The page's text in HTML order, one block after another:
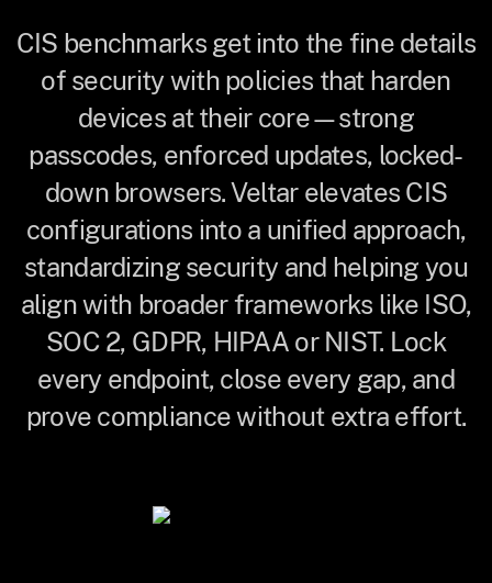
CIS benchmarks get into the fine details
of security with policies that harden
devices at their core—strong
passcodes, enforced updates, locked-
down browsers. Veltar elevates CIS
configurations into a unified approach,
standardizing security and helping you
align with broader frameworks like ISO,
SOC 2, GDPR, HIPAA or NIST. Lock
every endpoint, close every gap, and
prove compliance without extra effort.